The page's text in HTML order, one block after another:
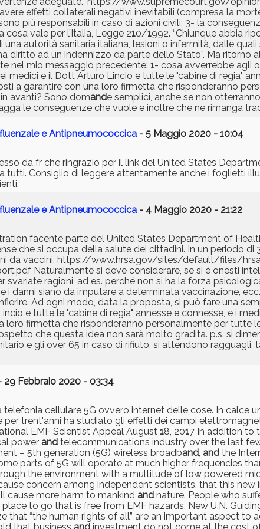
effetti collaterali negativi inevitabili (compresa la
più responsabili in caso di azioni civili; 3- la
vale per l’Italia, Legge 210/1992. “Chiunque abbia
autorità sanitaria italiana, lesioni o infermità, dalle
diritto ad un indennizzo da parte dello Stato”. Ma ritorno
nel mio messaggio precedente: 1- cosa avverrebbe agli
medici e il Dott Arturo Lincio e tutte le "cabine di regia"
a garantire con una loro firmetta che risponderanno
avanti? Sono domande semplici, anche se non
le conseguenze che vuole e inoltre che ne rimanga
e Antipneumococcica - 5 Maggio 2020 - 10:04
da fr che ringrazio per il link del United States
tutti. Consiglio di leggere attentamente anche i foglietti
e Antipneumococcica - 4 Maggio 2020 - 21:22
facente parte del United States Department of
che si occupa della salute dei cittadini. In un periodo di
da vaccini. https://www.hrsa.gov/sites/default/files/
Naturalmente si deve considerare, se si è onesti
svariate ragioni, ad es. perché non si ha la forza
danni siano da imputare a determinata vaccinazione,
Ad ogni modo, data la proposta, si può fare una
e tutte le "cabine di regia" annesse e connesse, e i
loro firmetta che risponderanno personalmente per tutte
che questa idea non sarà molto gradita. p.s. si
e gli over 65 in caso di rifiuto, si attendono ragguagli.
29 Febbraio 2020 - 03:34
cellulare 5G ovvero internet delle cose. In calce
per trent'anni ha studiato gli effetti dei campi
EMF Scientist Appeal August 18, 2017 In addition to
power and telecommunications industry over the last
– 5th generation (5G) wireless broadband, and the
parts of 5G will operate at much higher frequencies
the environment with a multitude of low powered
concern among independent scientists, that this
cause more harm to mankind and nature. People who
to go that is free from EMF hazards. New U.N.
that “the human rights of all” are an important aspect to